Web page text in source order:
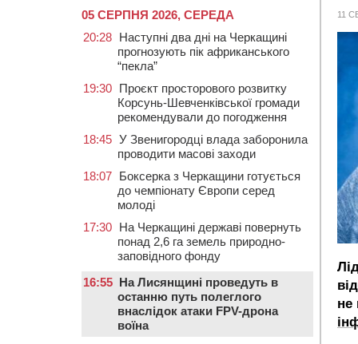
11
не
05 СЕРПНЯ 2026, СЕРЕДА
20:28 Наступні два дні на Черкащині
прогнозують пік африканського
“пекла”
19:30 Проєкт просторового розвитку
Корсунь-Шевченківської громади
рекомендували до погодження
18:45 У Звенигородці влада заборонила
проводити масові заходи
18:07 Боксерка з Черкащини готується
до чемпіонату Європи серед
молоді
17:30 На Черкащині державі повернуть
понад 2,6 га земель природно-
заповідного фонду
16:55 На Лисянщині проведуть в
останню путь полеглого
внаслідок атаки FPV-дрона
воїна